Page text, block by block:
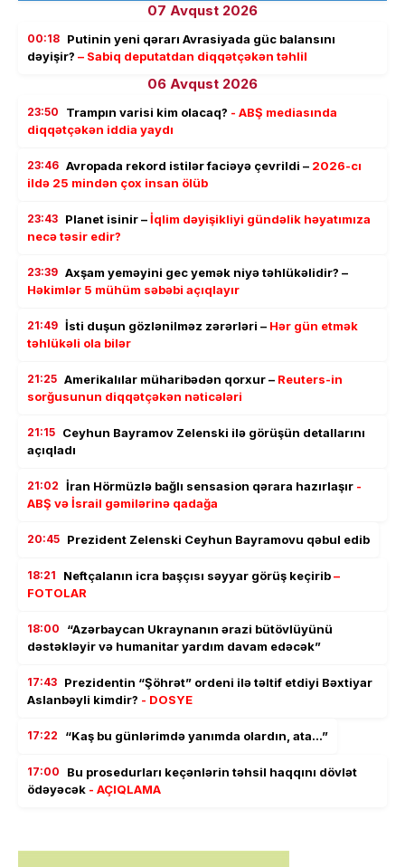
07 Avqust 2026
00:18 Putinin yeni qərarı Avrasiyada güc balansını
dəyişir? – Sabiq deputatdan diqqətçəkən təhlil
06 Avqust 2026
23:50 Trampın varisi kim olacaq? - ABŞ mediasında
diqqətçəkən iddia yaydı
23:46 Avropada rekord istilər faciəyə çevrildi – 2026-cı
ildə 25 mindən çox insan ölüb
23:43 Planet isinir –İqlim dəyişikliyi gündəlik həyatımıza
necə təsir edir?
23:39 Axşam yeməyini gec yemək niyə təhlükəlidir? –
Həkimlər 5 mühüm səbəbi açıqlayır
21:49 İsti duşun gözlənilməz zərərləri – Hər gün etmək
təhlükəli ola bilər
21:25 Amerikalılar müharibədən qorxur – Reuters-in
sorğusunun diqqətçəkən nəticələri
21:15 Ceyhun Bayramov Zelenski ilə görüşün detallarını
açıqladı
21:02 İran Hörmüzlə bağlı sensasion qərara hazırlaşır -
ABŞ və İsrail gəmilərinə qadağa
20:45 Prezident Zelenski Ceyhun Bayramovu qəbul edib
18:21 Neftçalanın icra başçısı səyyar görüş keçirib–
FOTOLAR
18:00
“Azərbaycan Ukraynanın ərazi bütövlüyünü
dəstəkləyir və humanitar yardım davam edəcək”
17:43 Prezidentin “Şöhrət” ordeni ilə təltif etdiyi Bəxtiyar
Aslanbəyli kimdir? - DOSYE
17:22 “Kaş bu günlərimdə yanımda olardın, ata…”
17:00
Bu prosedurları keçənlərin təhsil haqqını dövlət
ödəyəcək - AÇIQLAMA